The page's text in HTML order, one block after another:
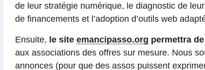
de leur stratégie numérique, le diagnostic de
de financements et l’adoption d’outils web
Ensuite, le site emancipasso.org permettra
aux associations des offres sur mesure. Nous
annonces (pour que des assos puissent